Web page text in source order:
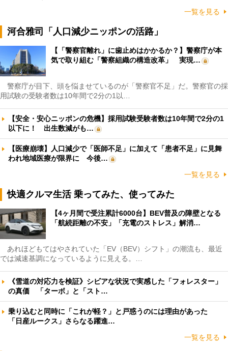
一覧を見る
河合雅司「人口減少ニッポンの活路」
【「警察官離れ」に歯止めはかかるか？】警察庁が本
気で取り組む「警察組織の構造改革」 実現…
警察庁が目下、頭を悩ませているのが「警察官不足」だ。警察官の採
用試験の受験者数は10年間で2分の1以…
【安全・安心ニッポンの危機】採用試験受験者数は10年間で2分の1
以下に！ 出生数減がも…
【医療崩壊】人口減少で「医師不足」に加えて「患者不足」に見舞
われ地域医療が限界に 今後…
一覧を見る
快適クルマ生活 乗ってみた、使ってみた
【4ヶ月間で受注累計6000台】BEV普及の障壁となる
「航続距離の不安」「充電のストレス」解消…
あれほどもてはやされていた「EV（BEV）シフト」の潮流も、最近
では減速基調になっているように見える。…
《雪道の対応力を検証》シビアな状況で実感した「フォレスター」
の真価 「ターボ」と「スト…
乗り込むと同時に「これが軽？」と戸惑うのには理由があった
「日産ルークス」さらなる躍進…
一覧を見る